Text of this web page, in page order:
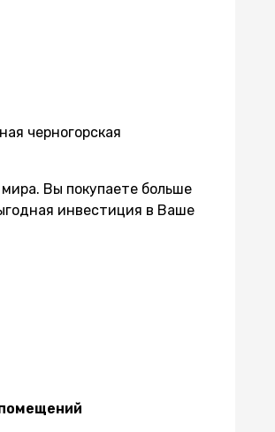
черногорская
Вы покупаете больше
инвестиция в Ваше